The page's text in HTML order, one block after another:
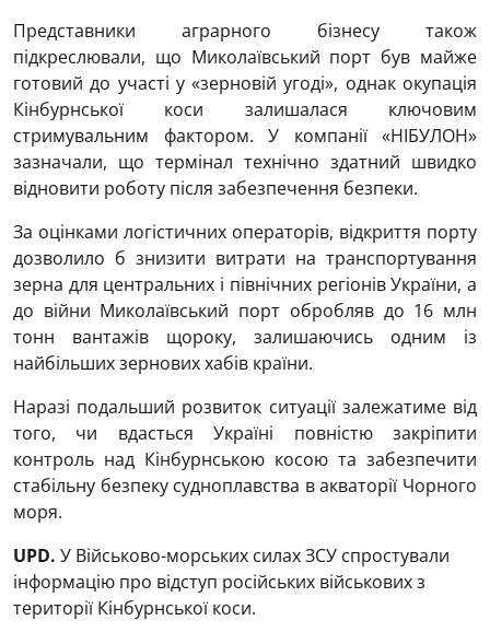
Представники аграрного бізнесу також
підкреслювали, що Миколаївський порт був майже
готовий до участі у «зерновій угоді», однак окупація
Кінбурнської коси залишалася ключовим
стримувальним фактором. У компанії «НІБУЛОН»
зазначали, що термінал технічно здатний швидко
відновити роботу після забезпечення безпеки.
За оцінками логістичних операторів, відкриття порту
дозволило б знизити витрати на транспортування
зерна для центральних і північних регіонів України, а
до війни Миколаївський порт обробляв до 16 млн
тонн вантажів щороку, залишаючись одним із
найбільших зернових хабів країни.
Наразі подальший розвиток ситуації залежатиме від
того, чи вдасться Україні повністю закріпити
контроль над Кінбурнською косою та забезпечити
стабільну безпеку судноплавства в акваторії Чорного
моря.
UPD. У Військово-морських силах ЗСУ спростували
інформацію про відступ російських військових з
території Кінбурнської коси.